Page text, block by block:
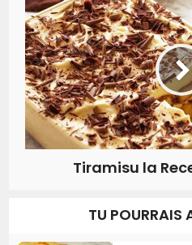
Tiramisu la
TU POURRAIS